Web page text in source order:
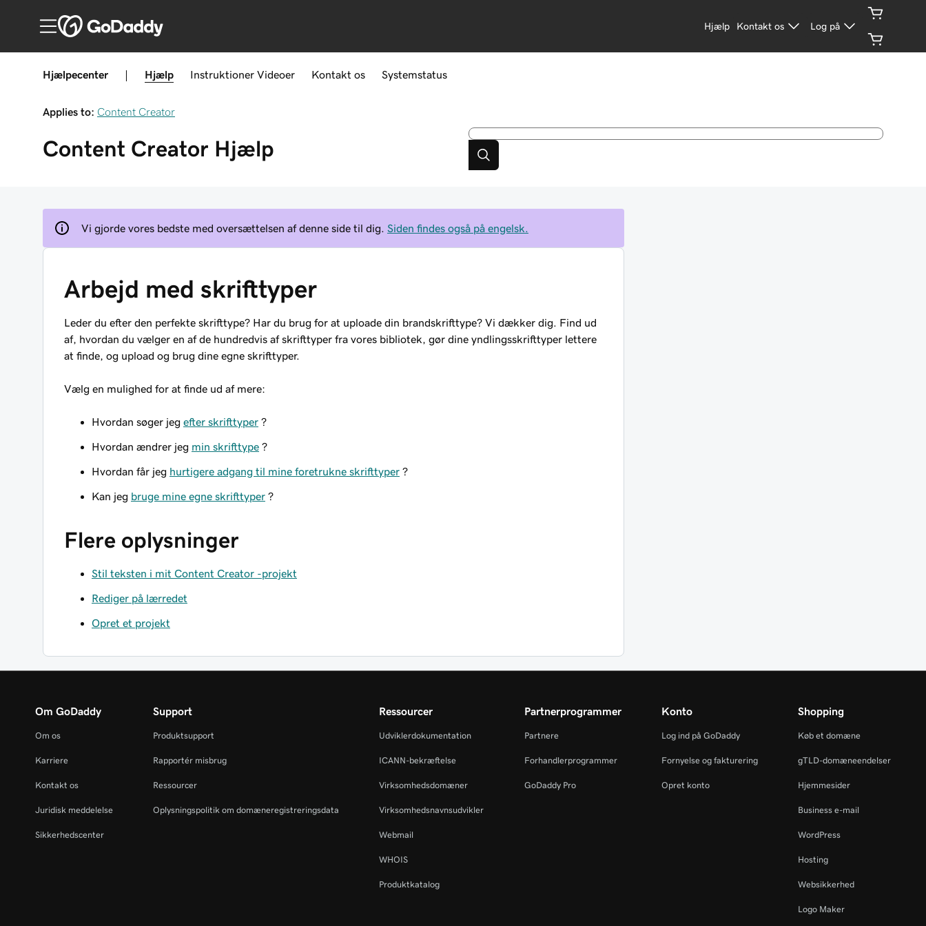
Hjælp Kontakt os Log på
Hjælpecenter Hjælp Instruktioner Videoer Kontakt os Systemstatus
Applies to: Content Creator
Content Creator Hjælp
Vi gjorde vores bedste med oversættelsen af denne side til dig. Siden findes også på engelsk.
Arbejd med skrifttyper
Leder du efter den perfekte skrifttype? Har du brug for at uploade din brandskrifttype? Vi dækker dig. Find ud
af, hvordan du vælger en af de hundredvis af skrifttyper fra vores bibliotek, gør dine yndlingsskrifttyper lettere
at finde, og upload og brug dine egne skrifttyper.
Vælg en mulighed for at finde ud af mere:
Hvordan søger jeg efter skrifttyper ?
Hvordan ændrer jeg min skrifttype ?
Hvordan får jeg hurtigere adgang til mine foretrukne skrifttyper ?
Kan jeg bruge mine egne skrifttyper ?
Flere oplysninger
Stil teksten i mit Content Creator -projekt
Rediger på lærredet
Opret et projekt
Om GoDaddy
Om os
Karriere
Kontakt os
Juridisk meddelelse
Sikkerhedscenter
Support
Produktsupport
Rapportér misbrug
Ressourcer
Oplysningspolitik om domæneregistreringsdata
Ressourcer
Udviklerdokumentation
ICANN-bekræftelse
Virksomhedsdomæner
Virksomhedsnavnsudvikler
Webmail
WHOIS
Produktkatalog
Partnerprogrammer
Partnere
Forhandlerprogrammer
GoDaddy Pro
Konto
Log ind på GoDaddy
Fornyelse og fakturering
Opret konto
Shopping
Køb et domæne
gTLD-domæneendelser
Hjemmesider
Business e-mail
WordPress
Hosting
Websikkerhed
Logo Maker